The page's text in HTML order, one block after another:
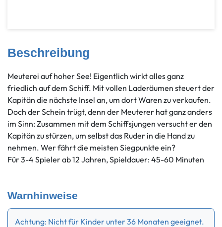
Beschreibung
Meuterei auf hoher See! Eigentlich wirkt alles ganz
friedlich auf dem Schiff. Mit vollen Laderäumen steuert der
Kapitän die nächste Insel an, um dort Waren zu verkaufen.
Doch der Schein trügt, denn der Meuterer hat ganz anders
im Sinn: Zusammen mit dem Schiffsjungen versucht er den
Kapitän zu stürzen, um selbst das Ruder in die Hand zu
nehmen. Wer fährt die meisten Siegpunkte ein?
Für 3-4 Spieler ab 12 Jahren, Spieldauer: 45-60 Minuten
Warnhinweise
Achtung: Nicht für Kinder unter 36 Monaten geeignet.